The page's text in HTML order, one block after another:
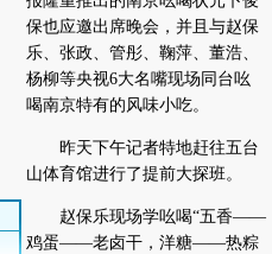
保也应邀出席晚会，并且与赵保
乐、张政、管彤、鞠萍、董浩、
杨柳等央视6大名嘴现场同台吆
喝南京特有的风味小吃。
昨天下午记者特地赶往五台
山体育馆进行了提前大探班。
赵保乐现场学吆喝“五香——
鸡蛋——老卤干，洋糖——热粽